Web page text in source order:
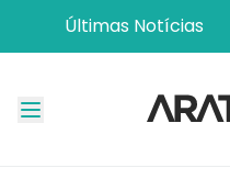
Últimas Notícias